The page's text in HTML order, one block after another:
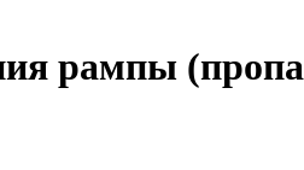
рампы